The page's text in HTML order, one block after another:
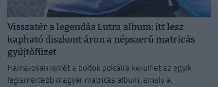
Visszatér a legendás Lutra album: itt lesz
kapható diszkont áron a népszerű matricás
gyűjtőfüzet
Hamarosan ismét a boltok polcaira kerülhet az egyik
legismertebb magyar matricás album, amely a